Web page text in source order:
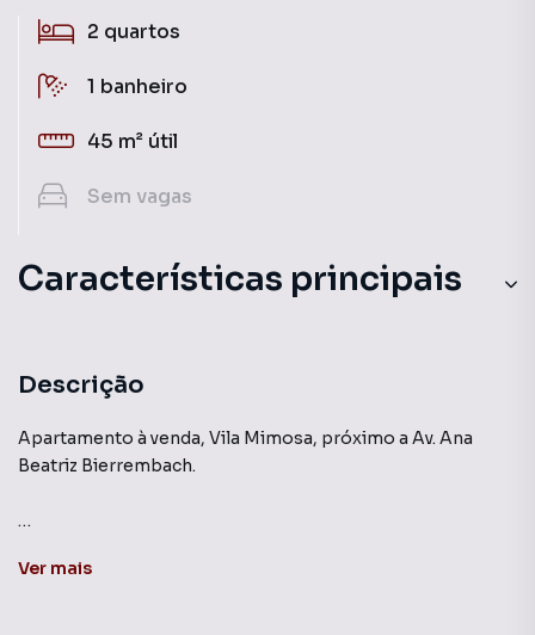
2 quartos
1 banheiro
45 m² útil
Sem vagas
Características principais
Descrição
Apartamento à venda, Vila Mimosa, próximo a Av. Ana
Beatriz Bierrembach.
ambientes, cozinha com lavanderia integrada, 1 vaga de
Ver mais